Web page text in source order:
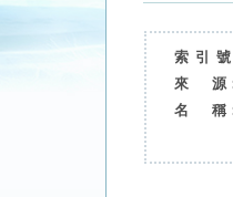
索 引 號
來 源
名 稱